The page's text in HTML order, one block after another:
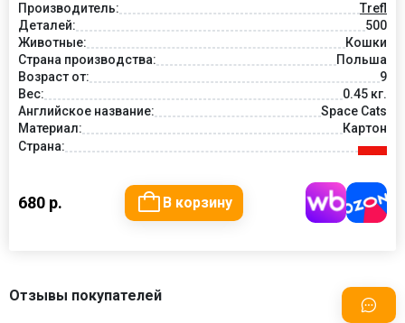
Производитель:
Trefl
Деталей:
500
Животные:
Кошки
Страна производства:
Польша
Возраст от:
9
Вес:
0.45 кг.
Английское название:
Space Cats
Материал:
Картон
Страна:
680 р. В корзину
Отзывы покупателей